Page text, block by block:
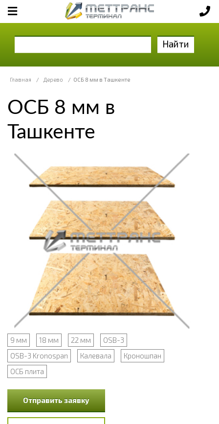
Найти
Главная / Дерево / ОСБ 8 мм в Ташкенте
ОСБ 8 мм в
Ташкенте
9 мм 18 мм 22 мм
OSB-3
OSB-3 Kronospan
Калевала
Кроношпан
ОСБ плита
Отправить заявку